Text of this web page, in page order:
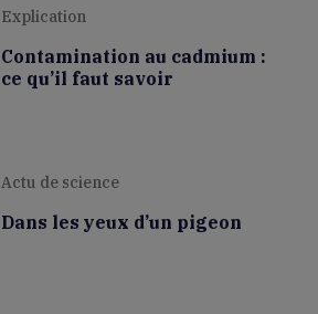
Explication
Contamination au cadmium :
ce qu’il faut savoir
Actu de science
Dans les yeux d’un pigeon